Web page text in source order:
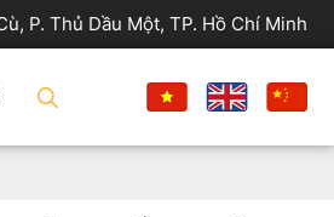
P. Thủ Dầu Một, TP. Hồ Chí Minh